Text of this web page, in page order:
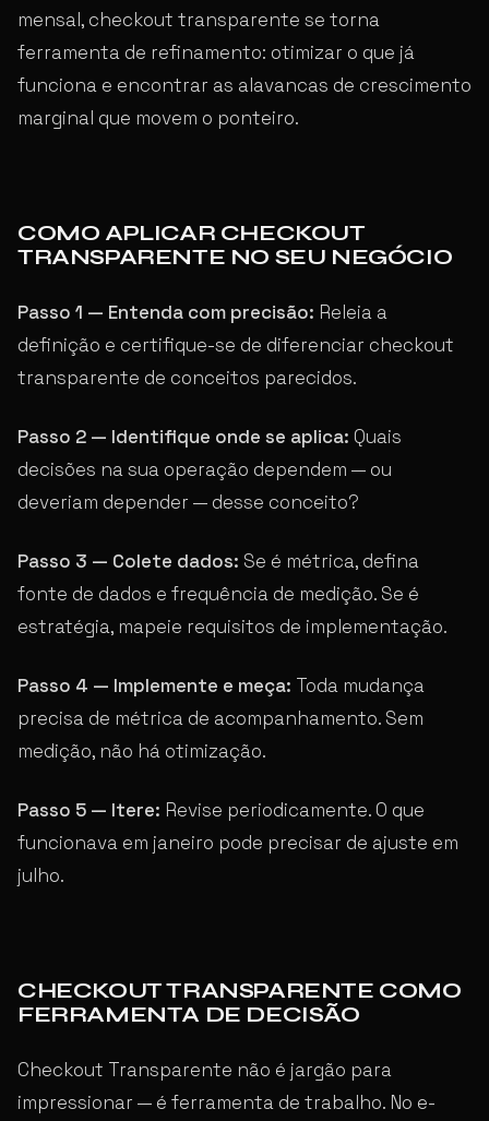
mensal, checkout transparente se torna
ferramenta de refinamento: otimizar o que já
funciona e encontrar as alavancas de crescimento
marginal que movem o ponteiro.
COMO APLICAR CHECKOUT
TRANSPARENTE NO SEU NEGÓCIO
Passo 1 — Entenda com precisão: Releia a
definição e certifique-se de diferenciar checkout
transparente de conceitos parecidos.
Passo 2 — Identifique onde se aplica: Quais
decisões na sua operação dependem — ou
deveriam depender — desse conceito?
Passo 3 — Colete dados: Se é métrica, defina
fonte de dados e frequência de medição. Se é
estratégia, mapeie requisitos de implementação.
Passo 4 — Implemente e meça: Toda mudança
precisa de métrica de acompanhamento. Sem
medição, não há otimização.
Passo 5 — Itere: Revise periodicamente. O que
funcionava em janeiro pode precisar de ajuste em
julho.
CHECKOUT TRANSPARENTE COMO
FERRAMENTA DE DECISÃO
Checkout Transparente não é jargão para
impressionar — é ferramenta de trabalho. No e-